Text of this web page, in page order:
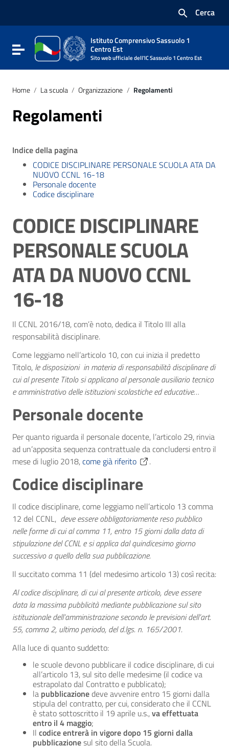
Vai al footer
Cerca
Attiva / disattiva la navigazione
Istituto Comprensivo Sassuolo 1
Centro Est
Sito web ufficiale dell'IC Sassuolo 1 Centro Est
Home / La scuola / Organizzazione / Regolamenti
Regolamenti
Indice della pagina
CODICE DISCIPLINARE PERSONALE SCUOLA ATA DA
NUOVO CCNL 16-18
Personale docente
Codice disciplinare
CODICE DISCIPLINARE
PERSONALE SCUOLA
ATA DA NUOVO CCNL
16-18
Il CCNL 2016/18, com’è noto, dedica il Titolo III alla
responsabilità disciplinare.
Come leggiamo nell’articolo 10, con cui inizia il predetto
Titolo, le disposizioni in materia di responsabilità disciplinare di
cui al presente Titolo siapplicano al personale ausiliario tecnico
e amministrativo delle istituzioni scolasticheed educative…
Personale docente
Per quanto riguarda il personale docente, l’articolo 29, rinvia
ad un’apposita sequenza contrattuale da concludersi entro il
mese di luglio 2018,come già riferito .
Codice disciplinare
Il codice disciplinare, come leggiamo nell’articolo 13 comma
12 del CCNL, deve essere obbligatoriamente reso pubblico
nelle forme di cui al comma 11, entro 15 giorni dalla data di
stipulazione del CCNL e si applica dal quindicesimo giorno
successivo a quello della sua pubblicazione.
Il succitato comma 11 (del medesimo articolo 13) così recita:
Al codice disciplinare, di cui al presente articolo, deve essere
data la massima pubblicità mediante pubblicazione sul sito
istituzionale dell’amministrazione secondo le previsioni dell’art.
55, comma 2, ultimo periodo, del d.lgs. n. 165/2001.
Alla luce di quanto suddetto:
le scuole devono pubblicare il codice disciplinare, di cui
all’articolo 13, sul sito delle medesime (il codice va
estrapolato dal Contratto e pubblicato);
la pubblicazionedeve avvenire entro 15 giorni dalla
stipula del contratto, per cui, considerato che il CCNL
è stato sottoscritto il 19 aprile u.s.,va effettuata
entro il 4 maggio;
Il codiceentrerà in vigore dopo 15 giorni dalla
pubblicazionesul sito della Scuola.